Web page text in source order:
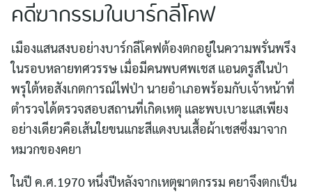
Search
คดีฆากรรมในบาร์กลีโคฟ
เมืองแสนสงบอย่างบาร์กลีโคฟต้องตกอยู่ในความพรั่นพรึง
ในรอบหลายทศวรรษ เมื่อมีคนพบศพเชส แอนดรูส์ในป่า
พรุใต้หอสังเกตการณ์ไฟป่า นายอำเภอพร้อมกับเจ้าหน้าที่
ตำรวจได้ตรวจสอบสถานที่เกิดเหตุ และพบเบาะแสเพียง
อย่างเดียวคือเส้นใยขนแกะสีแดงบนเสื้อผ้าเชสซึ่งมาจาก
หมวกของคยา
ในปี ค.ศ.1970 หนึ่งปีหลังจากเหตุฆาตกรรม คยาจึงตกเป็น